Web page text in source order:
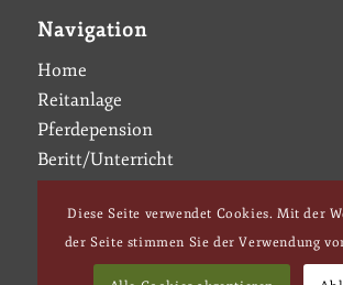
Navigation
Home
Reitanlage
Pferdepension
Beritt/Unterricht
Galerie
Kontakt
Diese Seite verwendet Cookies. Mit der
der Seite stimmen Sie der Verwendung